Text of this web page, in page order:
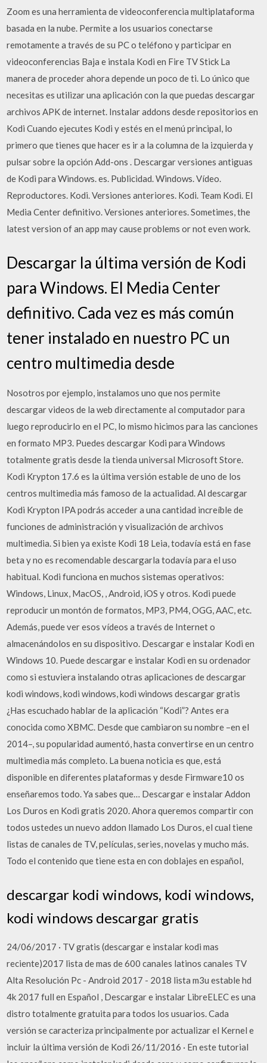
Zoom es una herramienta de videoconferencia multiplataforma
basada en la nube. Permite a los usuarios conectarse
remotamente a través de su PC o teléfono y participar en
videoconferencias Baja e instala Kodi en Fire TV Stick La
manera de proceder ahora depende un poco de ti. Lo único que
necesitas es utilizar una aplicación con la que puedas descargar
archivos APK de internet. Instalar addons desde repositorios en
Kodi Cuando ejecutes Kodi y estés en el menú principal, lo
primero que tienes que hacer es ir a la columna de la izquierda y
pulsar sobre la opción Add-ons . Descargar versiones antiguas
de Kodi para Windows. es. Publicidad. Windows. Vídeo.
Reproductores. Kodi. Versiones anteriores. Kodi. Team Kodi. El
Media Center definitivo. Versiones anteriores. Sometimes, the
latest version of an app may cause problems or not even work.
Descargar la última versión de Kodi
para Windows. El Media Center
definitivo. Cada vez es más común
tener instalado en nuestro PC un
centro multimedia desde
Nosotros por ejemplo, instalamos uno que nos permite
descargar videos de la web directamente al computador para
luego reproducirlo en el PC, lo mismo hicimos para las canciones
en formato MP3. Puedes descargar Kodi para Windows
totalmente gratis desde la tienda universal Microsoft Store.
Kodi Krypton 17.6 es la última versión estable de uno de los
centros multimedia más famoso de la actualidad. Al descargar
Kodi Krypton IPA podrás acceder a una cantidad increíble de
funciones de administración y visualización de archivos
multimedia. Si bien ya existe Kodi 18 Leia, todavía está en fase
beta y no es recomendable descargarla todavía para el uso
habitual. Kodi funciona en muchos sistemas operativos:
Windows, Linux, MacOS, , Android, iOS y otros. Kodi puede
reproducir un montón de formatos, MP3, PM4, OGG, AAC, etc.
Además, puede ver esos vídeos a través de Internet o
almacenándolos en su dispositivo. Descargar e instalar Kodi en
Windows 10. Puede descargar e instalar Kodi en su ordenador
como si estuviera instalando otras aplicaciones de descargar
kodi windows, kodi windows, kodi windows descargar gratis
¿Has escuchado hablar de la aplicación “Kodi”? Antes era
conocida como XBMC. Desde que cambiaron su nombre –en el
2014–, su popularidad aumentó, hasta convertirse en un centro
multimedia más completo. La buena noticia es que, está
disponible en diferentes plataformas y desde Firmware10 os
enseñaremos todo. Ya sabes que… Descargar e instalar Addon
Los Duros en Kodi gratis 2020. Ahora queremos compartir con
todos ustedes un nuevo addon llamado Los Duros, el cual tiene
listas de canales de TV, películas, series, novelas y mucho más.
Todo el contenido que tiene esta en con doblajes en español,
descargar kodi windows, kodi windows,
kodi windows descargar gratis
24/06/2017 · TV gratis (descargar e instalar kodi mas
reciente)2017 lista de mas de 600 canales latinos canales TV
Alta Resolución Pc - Android 2017 - 2018 lista m3u estable hd
4k 2017 full en Español , Descargar e instalar LibreELEC es una
distro totalmente gratuita para todos los usuarios. Cada
versión se caracteriza principalmente por actualizar el Kernel e
incluir la última versión de Kodi 26/11/2016 · En este tutorial